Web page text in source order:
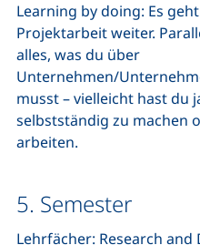
Learning by doing: Es
Projektarbeit weiter.
alles, was du über
Unternehmen/
musst – vielleicht hast du
selbstständig zu machen
arbeiten.
5. Semester
Lehrfächer: Research